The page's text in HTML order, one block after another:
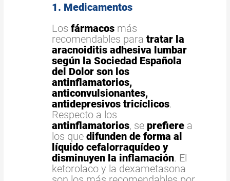
1. Medicamentos
Losfármacos más
recomendables paratratar la
aracnoiditis adhesiva lumbar
según la Sociedad Española
del Dolor son los
antinflamatorios,
anticonvulsionantes,
antidepresivos tricíclicos.
Respecto a los
antinflamatorios, se prefiere a
los quedifunden de forma al
líquido cefalorraquídeo y
disminuyen la inflamación. El
ketorolaco y la dexametasona